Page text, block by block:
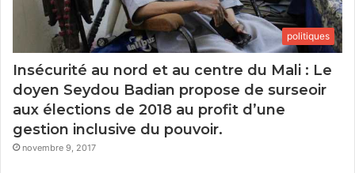
politiques
Insécurité au nord et au centre du Mali : Le
doyen Seydou Badian propose de surseoir
aux élections de 2018 au profit d’une
gestion inclusive du pouvoir.
novembre 9, 2017